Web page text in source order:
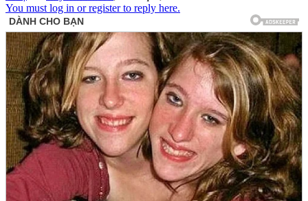
You must log in or register to reply here.